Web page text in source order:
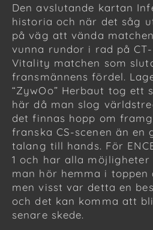
Den avslutande kartan
historia och när det såg
på väg att vända
vunna rundor i rad på
Vitality matchen som
fransmännens fördel.
“ZywOo” Herbaut tog ett
här då man slog
det finnas hopp om
franska CS-scenen än en
talang till hands. För
1 och har alla
man hör hemma i
men visst var detta en
och det kan komma att
senare skede.